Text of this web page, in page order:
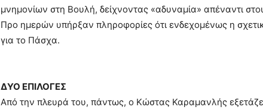
μνημονίων στη Βουλή, δείχνοντας «αδυναμία» απέναντι
Προ ημερών υπήρξαν πληροφορίες ότι ενδεχομένως η
για το Πάσχα.
ΔΥΟ ΕΠΙΛΟΓΕΣ
Από την πλευρά του, πάντως, ο Κώστας Καραμανλής